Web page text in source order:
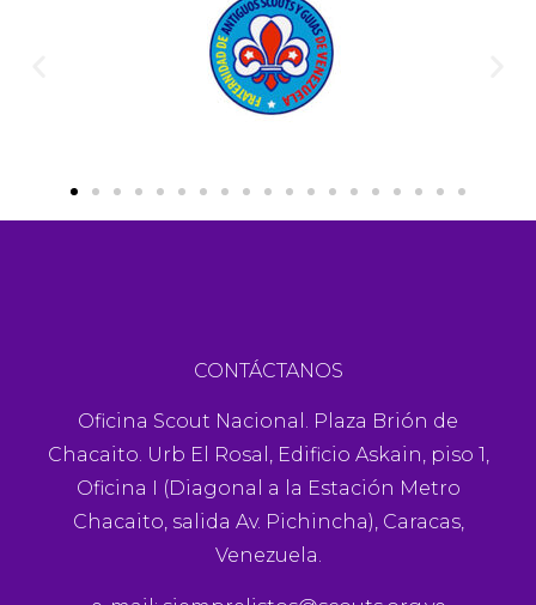
CONTÁCTANOS
Oficina Scout Nacional. Plaza Brión de
Chacaito. Urb El Rosal, Edificio Askain, piso 1,
Oficina I (Diagonal a la Estación Metro
Chacaito, salida Av. Pichincha), Caracas,
Venezuela.